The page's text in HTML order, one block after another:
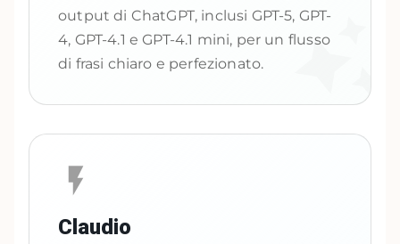
output di ChatGPT, inclusi GPT-5, GPT-
4, GPT-4.1 e GPT-4.1 mini, per un flusso
di frasi chiaro e perfezionato.
Claudio